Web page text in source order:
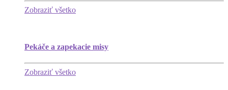
Zobraziť všetko
Pekáče a zapekacie misy
Zobraziť všetko